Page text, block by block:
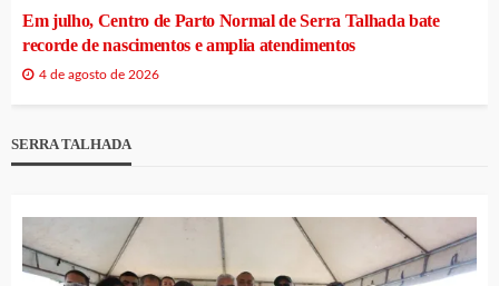
Em julho, Centro de Parto Normal de Serra Talhada bate
recorde de nascimentos e amplia atendimentos
4 de agosto de 2026
SERRA TALHADA